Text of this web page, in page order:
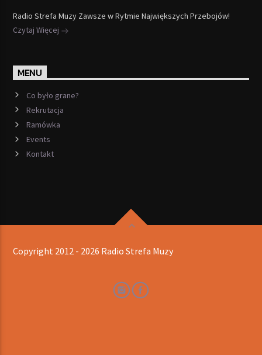
Radio Strefa Muzy Zawsze w Rytmie Największych Przebojów!
Czytaj Więcej
MENU
Co było grane?
Rekrutacja
Ramówka
Events
Kontakt
Copyright 2012 - 2026 Radio Strefa Muzy